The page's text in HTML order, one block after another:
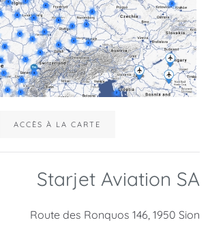
ACCÈS À LA CARTE
Starjet Aviation SA
Route des Ronquos 146, 1950 Sion